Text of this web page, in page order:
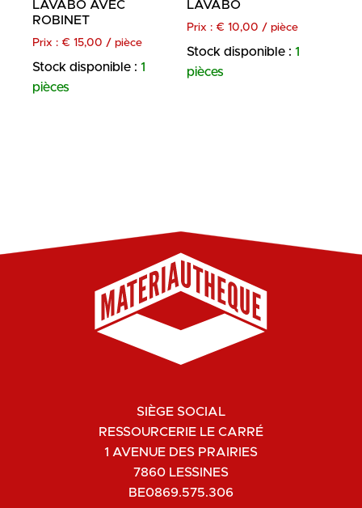
LAVABO AVEC
ROBINET
Prix : € 15,00 / pièce
Stock disponible : 1
pièces
LAVABO
Prix : € 10,00 / pièce
Stock disponible : 1
pièces
SIÈGE SOCIAL
RESSOURCERIE LE CARRÉ
1 AVENUE DES PRAIRIES
7860 LESSINES
BE0869.575.306